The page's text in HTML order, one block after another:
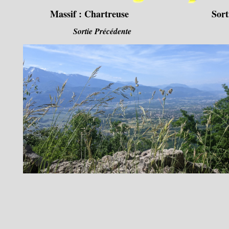
Massif : Chartreuse
Sortie Précédente